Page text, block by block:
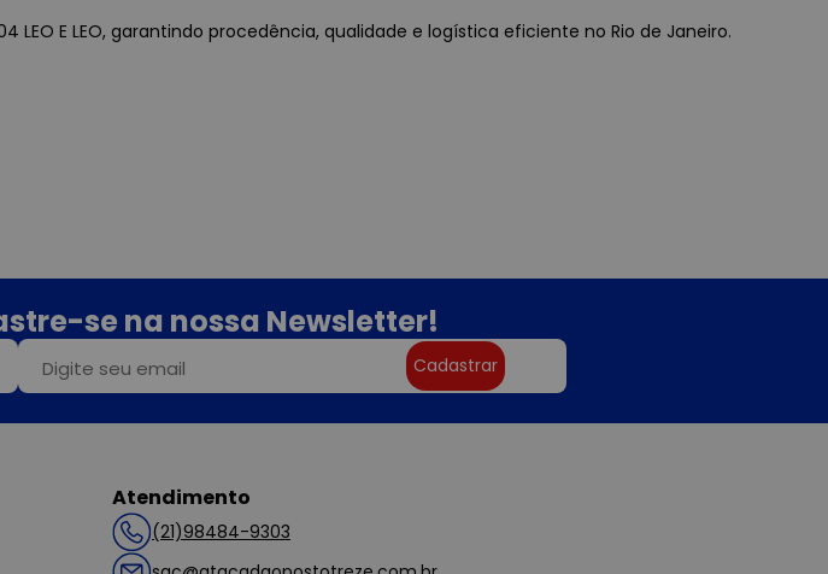
LEO E LEO, garantindo procedência, qualidade e logística eficiente no Rio de Janeiro.
se na nossa Newsletter!
Cadastrar
Atendimento
(21)98484-9303